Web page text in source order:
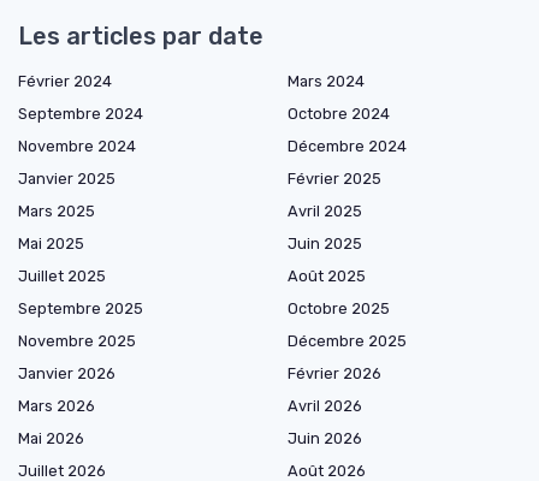
Les articles par date
Février 2024
Mars 2024
Septembre 2024
Octobre 2024
Novembre 2024
Décembre 2024
Janvier 2025
Février 2025
Mars 2025
Avril 2025
Mai 2025
Juin 2025
Juillet 2025
Août 2025
Septembre 2025
Octobre 2025
Novembre 2025
Décembre 2025
Janvier 2026
Février 2026
Mars 2026
Avril 2026
Mai 2026
Juin 2026
Juillet 2026
Août 2026